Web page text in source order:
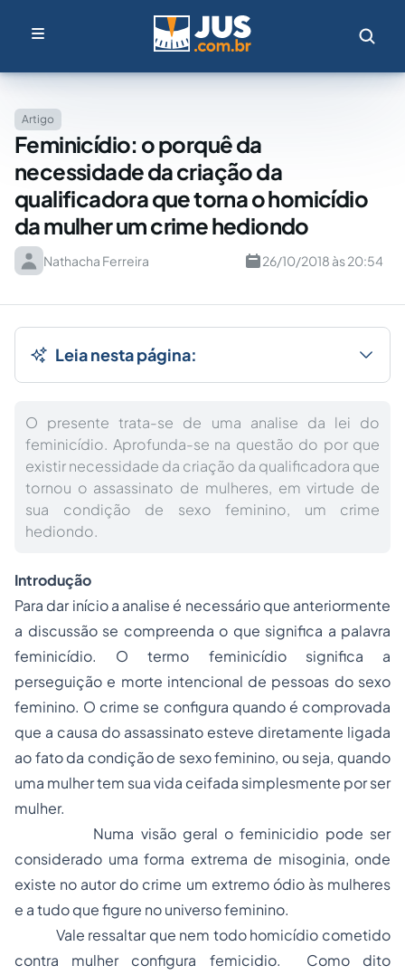
Artigo
Feminicídio: o porquê da
necessidade da criação da
qualificadora que torna o homicídio
da mulher um crime hediondo
Nathacha Ferreira 26/10/2018 às 20:54
Leia nesta página:
O presente trata-se de uma analise da lei do
feminicídio. Aprofunda-se na questão do por que
existir necessidade da criação da qualificadora que
tornou o assassinato de mulheres, em virtude de
sua condição de sexo feminino, um crime
hediondo.
Introdução
Para dar início a analise é necessário que anteriormente
a discussão se compreenda o que significa a palavra
feminicídio. O termo feminicídio significa a
perseguição e morte intencional de pessoas do sexo
feminino. O crime se configura quando é comprovada
que a causa do assassinato esteve diretamente ligada
ao fato da condição de sexo feminino, ou seja, quando
uma mulher tem sua vida ceifada simplesmente por ser
mulher.
Numa visão geral o feminicidio pode ser
considerado uma forma extrema de misoginia, onde
existe no autor do crime um extremo ódio às mulheres
e a tudo que figure no universo feminino.
Vale ressaltar que nem todo homicídio cometido
contra mulher configura femicidio. Como dito